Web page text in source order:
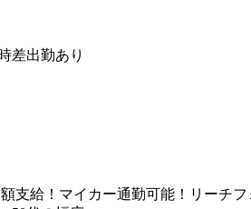
差出勤あり
支給！マイカー通勤可能！リーチ